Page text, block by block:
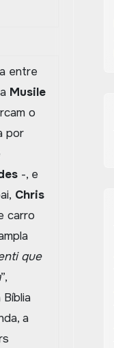
entre
Musile
o
por
-, e
Chris
carro
que
”,
a